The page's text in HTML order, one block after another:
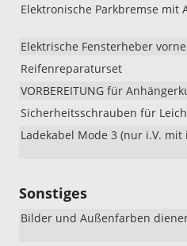
Elektronische Parkbremse mit
Elektrische Fensterheber
Reifenreparaturset
VORBEREITUNG für
Sicherheitsschrauben für
Ladekabel Mode 3 (nur i.V. mit
Sonstiges
Bilder und Außenfarben